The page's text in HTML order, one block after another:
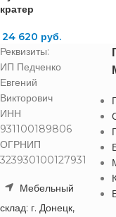
кратер
24 620 руб.
Реквизиты:
ИП Педченко
Евгений
Викторович
ИНН
931100189806
ОГРНИП
323930100127931
Мебельный
склад: г. Донецк,